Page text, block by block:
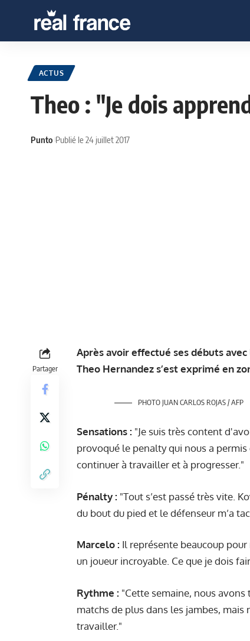
ACTUS
Theo : "Je dois
Punto Publié le 24 juillet 2017
Partager
Après avoir effectué ses débuts
Theo Hernandez s’est exprimé en
PHOTO JUAN CARLOS ROJAS / AFP
Sensations : "Je suis très content
provoqué le penalty qui nous a
continuer à travailler et à progresser."
Pénalty : "Tout s’est passé très vite.
du bout du pied et le défenseur m’a
Marcelo : Il représente beaucoup
un joueur incroyable. Ce que je dois
Rythme : "Cette semaine, nous
matchs de plus dans les jambes,
travailler."